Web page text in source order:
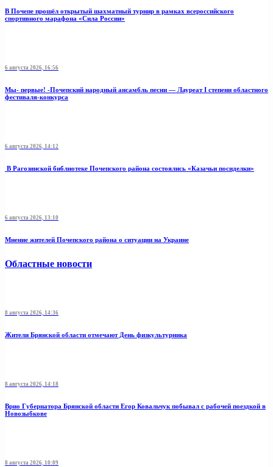
В Почепе прошёл открытый шахматный турнир в рамках всероссийского
спортивного марафона «Сила России»
6 августа 2026, 16:56
Мы- первые! -Почепский народный ансамбль песни — Лауреат I степени областного
фестиваля-конкурса
6 августа 2026, 14:12
В Рагозинской библиотеке Почепского района состоялись «Казачьи посиделки»
6 августа 2026, 13:10
Мнение жителей Почепского района о ситуации на Украине
Областные новости
8 августа 2026, 14:36
Жители Брянской области отмечают День физкультурника
8 августа 2026, 14:18
Врио Губернатора Брянской области Егор Ковальчук побывал с рабочей поездкой в
Новозыбкове
8 августа 2026, 10:09